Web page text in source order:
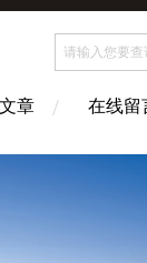
章 在线留